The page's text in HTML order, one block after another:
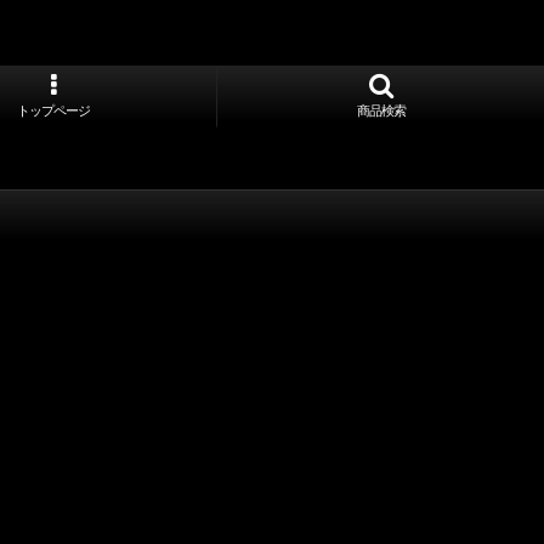
トップページ 商品検索